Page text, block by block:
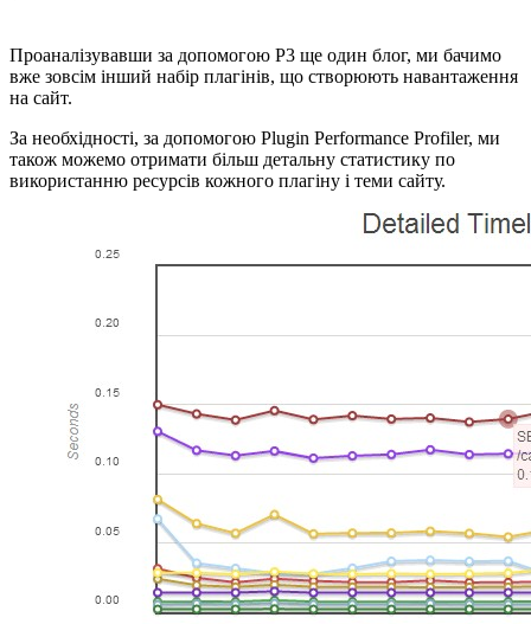
Проаналізувавши за допомогою P3 ще один блог, ми бачимо
вже зовсім інший набір плагінів, що створюють навантаження
на сайт.
За необхідності, за допомогою Plugin Performance Profiler, ми
також можемо отримати більш детальну статистику по
використанню ресурсів кожного плагіну і теми сайту.